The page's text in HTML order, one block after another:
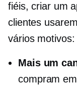
fiéis, criar um
clientes
vários motivos:
Mais um
compram